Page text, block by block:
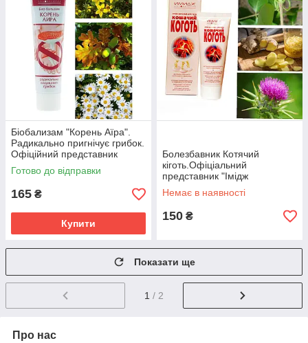
Біобализам "Корень Аїра".
Радикально пригнічує грибок.
Офіційний представник
"Імідж лабораторії"
Готово до відправки
165 ₴
Купити
Болезбавник Котячий
кіготь.Офіціальний
представник "Імідж
лабораторія"
Немає в наявності
150 ₴
Показати ще
1 / 2
Про нас